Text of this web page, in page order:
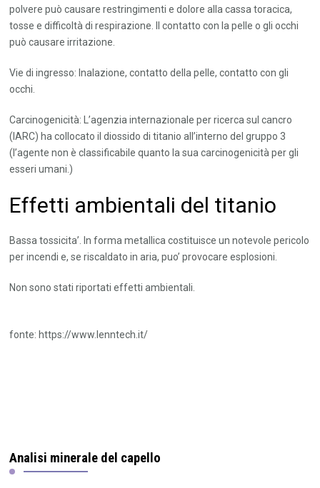
polvere può causare restringimenti e dolore alla cassa toracica,
tosse e difficoltà di respirazione. Il contatto con la pelle o gli occhi
può causare irritazione.
Vie di ingresso: Inalazione, contatto della pelle, contatto con gli
occhi.
Carcinogenicità: L’agenzia internazionale per ricerca sul cancro
(IARC) ha collocato il diossido di titanio all’interno del gruppo 3
(l’agente non è classificabile quanto la sua carcinogenicità per gli
esseri umani.)
Effetti ambientali del titanio
Bassa tossicita’. In forma metallica costituisce un notevole pericolo
per incendi e, se riscaldato in aria, puo’ provocare esplosioni.
Non sono stati riportati effetti ambientali.
fonte: https://www.lenntech.it/
Analisi minerale del capello